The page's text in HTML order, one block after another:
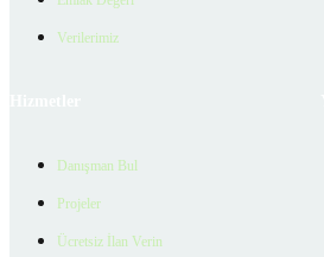
Verilerimiz
Danışman Bul
Projeler
Ücretsiz İlan Verin